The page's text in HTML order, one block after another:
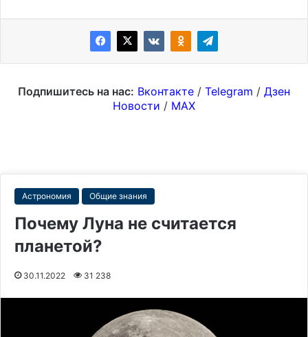
Подпишитесь на нас: Вконтакте / Telegram / Дзен
Новости / MAX